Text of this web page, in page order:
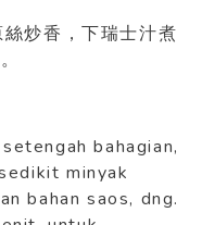
炒香，下瑞士汁煮
bahagian,
minyak
bahan saos, dng.